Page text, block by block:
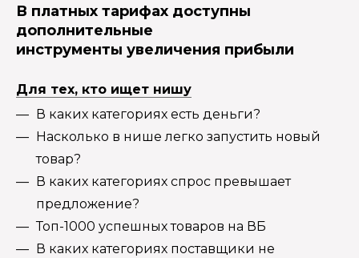
В платных тарифах доступны
дополнительные
инструменты увеличения прибыли
Для тех, кто ищет нишу
В каких категориях есть деньги?
Насколько в нише легко запустить новый
товар?
В каких категориях спрос превышает
предложение?
Топ-1000 успешных товаров на ВБ
В каких категориях поставщики не